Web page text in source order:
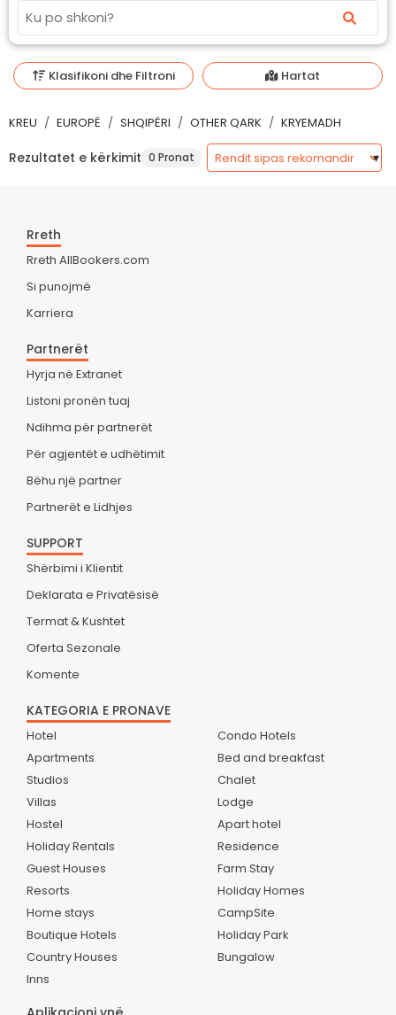
Klasifikoni dhe Filtroni Hartat
KREU EUROPË SHQIPËRI OTHER QARK KRYEMADH
Rezultatet e kërkimit 0 Pronat
Rreth
Rreth AllBookers.com
Si punojmë
Karriera
Partnerët
Hyrja në Extranet
Listoni pronën tuaj
Ndihma për partnerët
Për agjentët e udhëtimit
Bëhu një partner
Partnerët e Lidhjes
SUPPORT
Shërbimi i Klientit
Deklarata e Privatësisë
Termat & Kushtet
Oferta Sezonale
Komente
KATEGORIA E PRONAVE
Hotel
Apartments
Studios
Villas
Hostel
Holiday Rentals
Guest Houses
Resorts
Home stays
Boutique Hotels
Country Houses
Inns
Condo Hotels
Bed and breakfast
Chalet
Lodge
Apart hotel
Residence
Farm Stay
Holiday Homes
CampSite
Holiday Park
Bungalow